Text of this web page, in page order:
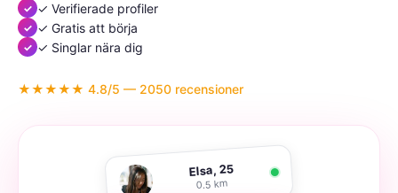
✓ Verifierade profiler
✓ Gratis att börja
✓ Singlar nära dig
★★★★★ 4.8/5 — 2050 recensioner
Elsa, 25
0.5 km